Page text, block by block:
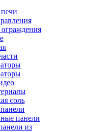
соль
панели
из